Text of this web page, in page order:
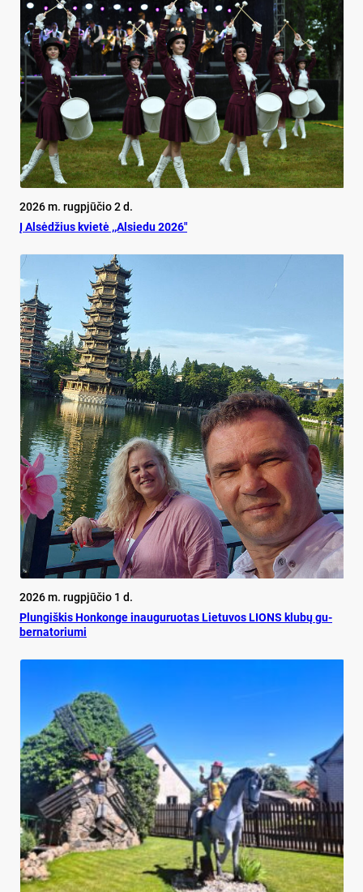
2026 m. rugpjūčio 2 d.
Į Alsėdžius kvietė ,,Alsiedu 2026″
2026 m. rugpjūčio 1 d.
Plun­giš­kis Hon­kon­ge inau­gu­ruo­tas Lie­tu­vos LIONS klu­bų gu­
ber­na­to­riu­mi